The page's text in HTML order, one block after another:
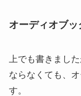
オーディオブ
上でも書きまし
ならなくても、
す。